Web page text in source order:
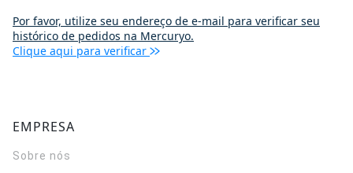
Por favor, utilize seu endereço de e-mail para verificar seu
histórico de pedidos na Mercuryo.
Clique aqui para verificar
EMPRESA
Sobre nós